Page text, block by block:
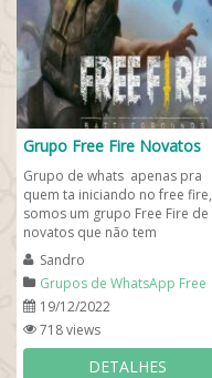
Grupo Free Fire Novatos
Grupo de whats apenas pra
quem ta iniciando no free fire,
somos um grupo Free Fire de
novatos que não tem
experiência ainda mas estão
interessados em...
Sandro
Grupos de WhatsApp Free
Fire
19/12/2022
718 views
DETALHES